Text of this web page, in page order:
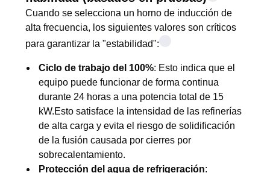
Cuando se selecciona un horno de inducción de
alta frecuencia, los siguientes valores son críticos
para garantizar la "estabilidad":
Ciclo de trabajo del 100%: Esto indica que el
equipo puede funcionar de forma continua
durante 24 horas a una potencia total de 15
kW.Esto satisface la intensidad de las refinerías
de alta carga y evita el riesgo de solidificación
de la fusión causada por cierres por
sobrecalentamiento.
Protección del agua de refrigeración: